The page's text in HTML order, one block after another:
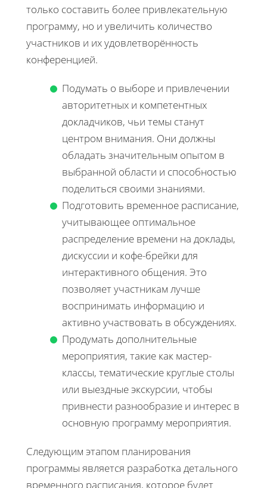
только составить более привлекательную
программу, но и увеличить количество
участников и их удовлетворённость
конференцией.
Подумать о выборе и привлечении
авторитетных и компетентных
докладчиков, чьи темы станут
центром внимания. Они должны
обладать значительным опытом в
выбранной области и способностью
поделиться своими знаниями.
Подготовить временное расписание,
учитывающее оптимальное
распределение времени на доклады,
дискуссии и кофе-брейки для
интерактивного общения. Это
позволяет участникам лучше
воспринимать информацию и
активно участвовать в обсуждениях.
Продумать дополнительные
мероприятия, такие как мастер-
классы, тематические круглые столы
или выездные экскурсии, чтобы
привнести разнообразие и интерес в
основную программу мероприятия.
Следующим этапом планирования
программы является разработка детального
временного расписания, которое будет